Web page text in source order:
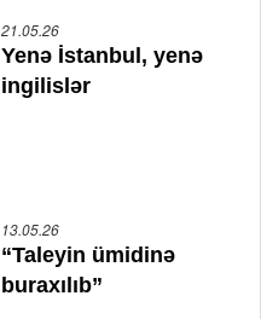
21.05.26
Yenə İstanbul, yenə
ingilislər
13.05.26
“Taleyin ümidinə
buraxılıb”